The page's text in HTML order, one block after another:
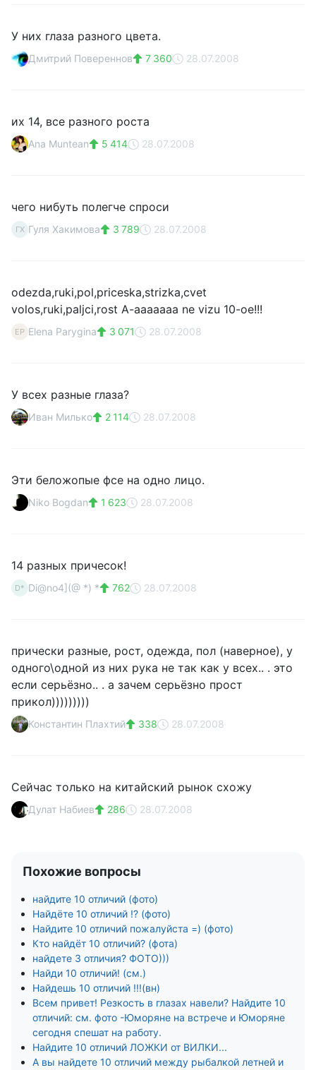
У них глаза разного цвета.
Дмитрий Повереннов 7 360 28.07.2008
их 14, все разного роста
Ana Muntean 5 414 28.07.2008
чего нибуть полегче спроси
ГХ Гуля Хакимова 3 789 28.07.2008
odezda,ruki,pol,priceska,strizka,cvet
volos,ruki,paljci,rost A-aaaaaaa ne vizu 10-oe!!!
EP Elena Parygina 3 071 28.07.2008
У всех разные глаза?
Иван Милько 2 114 28.07.2008
Эти беложопые фсе на одно лицо.
Niko Bogdan 1 623 28.07.2008
14 разных причесок!
D* Di@no4](@ *) * 762 28.07.2008
прически разные, рост, одежда, пол (наверное), у
одного\одной из них рука не так как у всех.. . это
если серьёзно.. . а зачем серьёзно прост
прикол)))))))))
Константин Плахтий 338 28.07.2008
Сейчас только на китайский рынок схожу
Дулат Набиев 286 28.07.2008
Похожие вопросы
найдите 10 отличий (фото)
Найдёте 10 отличий !? (фото)
Найдите 10 отличий пожалуйста =) (фото)
Кто найдёт 10 отличий? (фота)
найдете 3 отличия? ФОТО)))
Найди 10 отличий! (см.)
Найдешь 10 отличий !!!(вн)
Всем привет! Резкость в глазах навели? Найдите 10
отличий: см. фото -Юморяне на встрече и Юморяне
сегодня спешат на работу.
Найдите 10 отличий ЛОЖКИ от ВИЛКИ...
А вы найдете 10 отличий между рыбалкой летней и